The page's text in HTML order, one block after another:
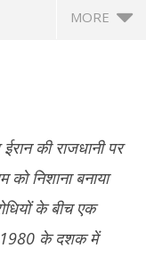
MORE
की राजधानी पर
निशाना बनाया
के बीच एक
1980 के दशक में